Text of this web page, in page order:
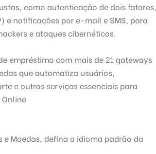
como autenticação de dois fatores,
e notificações por e-mail e SMS, para
e ataques cibernéticos.
empréstimo com mais de 21 gateways
que automatiza usuários,
e outros serviços essenciais para
e Moedas, defina o idioma padrão da